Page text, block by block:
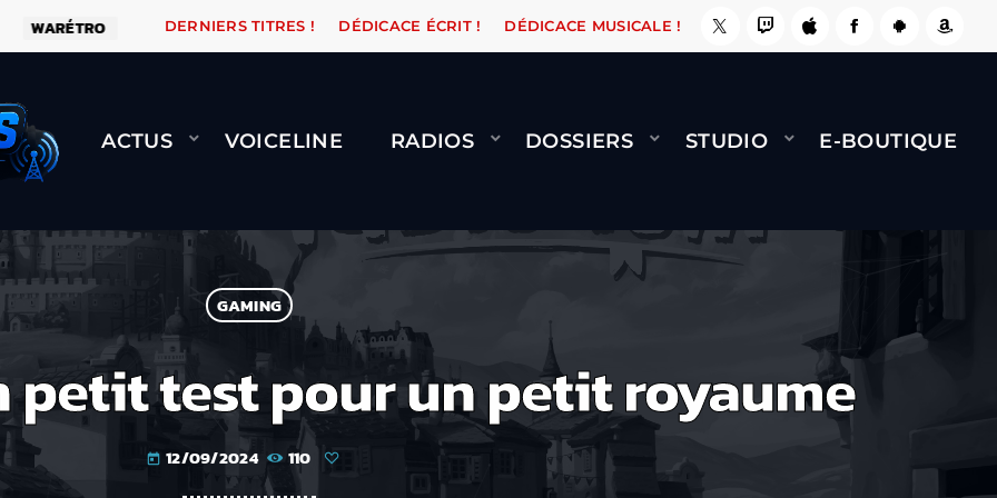
ORANGE ROAD QUI PASSE, ÇA LE FAIT ! NAMI BERNARD MINET - FLY (GÉNÉRIQUE) COOL CE SITE ! ????
DERNIERS TITRES ! DÉDICACE ÉCRIT ! DÉDICACE MUSICALE !
ACTUS VOICELINE RADIOS DOSSIERS STUDIO E-BOUTIQUE
GAMING
petit test pour un petit royaume
today 12/09/2024 110